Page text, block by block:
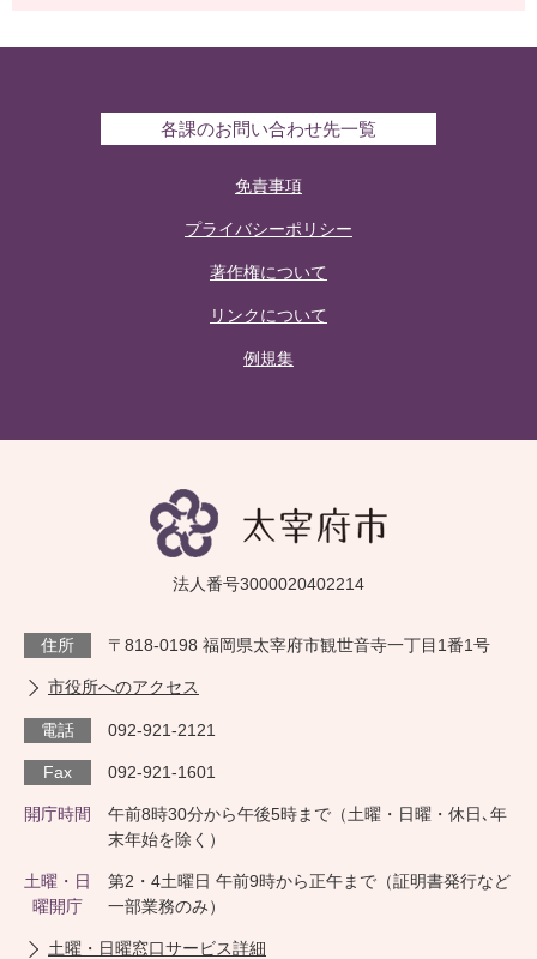
各課のお問い合わせ先一覧
免責事項
プライバシーポリシー
著作権について
リンクについて
例規集
法人番号3000020402214
住所 〒818-0198 福岡県太宰府市観世音寺一丁目1番1号
市役所へのアクセス
電話 092-921-2121
Fax 092-921-1601
開庁時間
午前8時30分から午後5時まで（土曜・日曜・休日､年
末年始を除く）
土曜・日
曜開庁
第2・4土曜日 午前9時から正午まで（証明書発行など
一部業務のみ）
土曜・日曜窓口サービス詳細